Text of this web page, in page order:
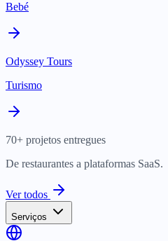
Bebé
Odyssey Tours
Turismo
70+ projetos entregues
De restaurantes a plataformas SaaS.
Ver todos
Serviços